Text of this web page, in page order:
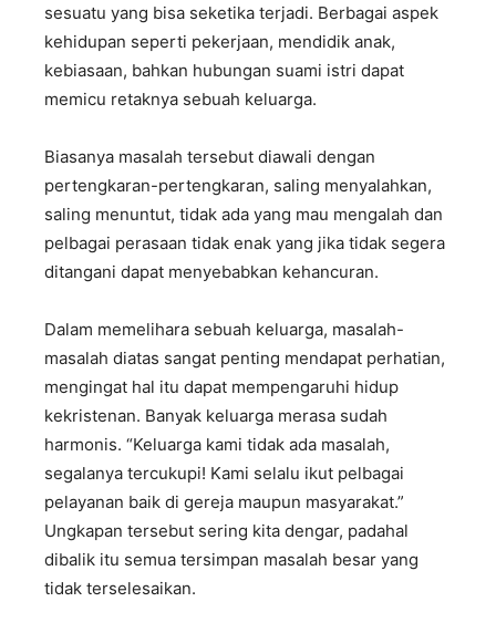
sesuatu yang bisa seketika terjadi. Berbagai aspek
kehidupan seperti pekerjaan, mendidik anak,
kebiasaan, bahkan hubungan suami istri dapat
memicu retaknya sebuah keluarga.
Biasanya masalah tersebut diawali dengan
pertengkaran-pertengkaran, saling menyalahkan,
saling menuntut, tidak ada yang mau mengalah dan
pelbagai perasaan tidak enak yang jika tidak segera
ditangani dapat menyebabkan kehancuran.
Dalam memelihara sebuah keluarga, masalah-
masalah diatas sangat penting mendapat perhatian,
mengingat hal itu dapat mempengaruhi hidup
kekristenan. Banyak keluarga merasa sudah
harmonis. “Keluarga kami tidak ada masalah,
segalanya tercukupi! Kami selalu ikut pelbagai
pelayanan baik di gereja maupun masyarakat.”
Ungkapan tersebut sering kita dengar, padahal
dibalik itu semua tersimpan masalah besar yang
tidak terselesaikan.